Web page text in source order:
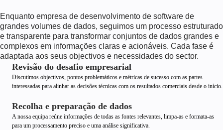
Enquanto empresa de desenvolvimento de software de
grandes volumes de dados, seguimos um processo estruturado
e transparente para transformar conjuntos de dados grandes e
complexos em informações claras e acionáveis. Cada fase é
adaptada aos seus objectivos e necessidades do sector.
Revisão do desafio empresarial
Discutimos objectivos, pontos problemáticos e métricas de sucesso com as partes
interessadas para alinhar as decisões técnicas com os resultados comerciais desde o início.
Recolha e preparação de dados
A nossa equipa reúne informações de todas as fontes relevantes, limpa-as e formata-as
para um processamento preciso e uma análise significativa.